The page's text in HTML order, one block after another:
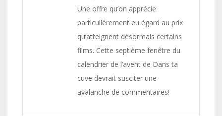
Une offre qu’on apprécie
particulièrement eu égard au prix
qu’atteignent désormais certains
films. Cette septième fenêtre du
calendrier de l’avent de Dans ta
cuve devrait susciter une
avalanche de commentaires!